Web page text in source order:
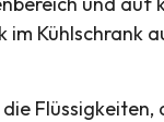
im Kühlschrank